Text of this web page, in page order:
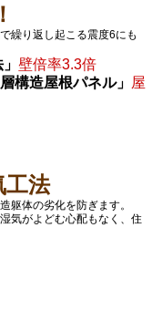
繰り返し起こる震度6にも
壁倍率3.3倍
層構造屋根パネル」 屋
工法
躯体の劣化を防ぎます。
気がよどむ心配もなく、住